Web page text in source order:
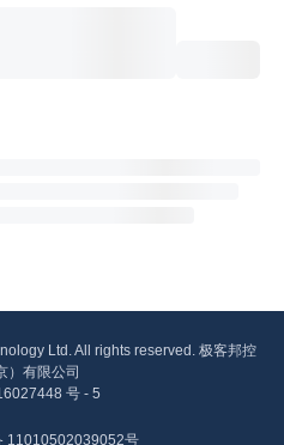
Ltd. All rights reserved. 极客邦控
）有限公司
号 - 5
11010502039052号